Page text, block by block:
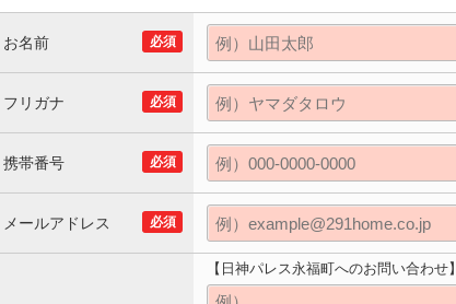
必須
お名前
必須
フリガナ
必須
携帯番号
必須
メールアドレス
【日神パレス永福町へのお問い合わせ】